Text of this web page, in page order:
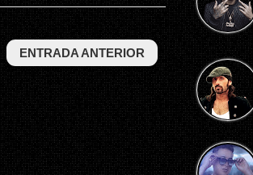
ENTRADA ANTERIOR